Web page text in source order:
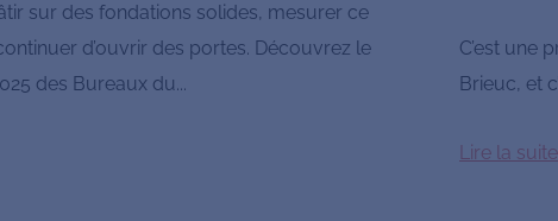
sur des fondations solides, mesurer ce
d’ouvrir des portes. Découvrez le
des Bureaux du...
C’est une
Brieuc, et
Lire la suite